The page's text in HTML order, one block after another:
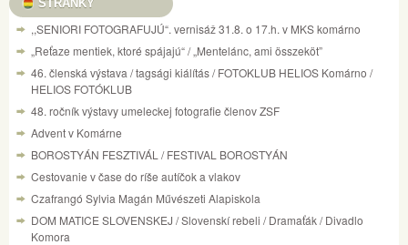
STRÁNKY
,,SENIORI FOTOGRAFUJÚ“. vernisáž 31.8. o 17.h. v MKS komárno
„Reťaze mentiek, ktoré spájajú“ / „Mentelánc, ami összeköt”
46. členská výstava / tagsági kiálítás / FOTOKLUB HELIOS Komárno /
HELIOS FOTÓKLUB
48. ročník výstavy umeleckej fotografie členov ZSF
Advent v Komárne
BOROSTYÁN FESZTIVÁL / FESTIVAL BOROSTYÁN
Cestovanie v čase do ríše autíčok a vlakov
Czafrangó Sylvia Magán Művészeti Alapiskola
DOM MATICE SLOVENSKEJ / Slovenskí rebeli / Dramaťák / Divadlo
Komora